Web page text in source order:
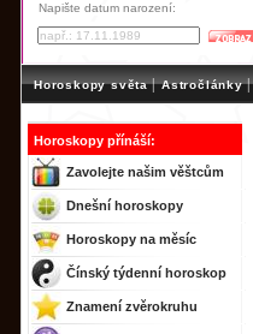
Napište datum narození:
Horoskopy světa | Astročlánky |
Horoskopy přínáší:
Zavolejte našim věštcům
Dnešní horoskopy
Horoskopy na měsíc
Čínský týdenní horoskop
Znamení zvěrokruhu